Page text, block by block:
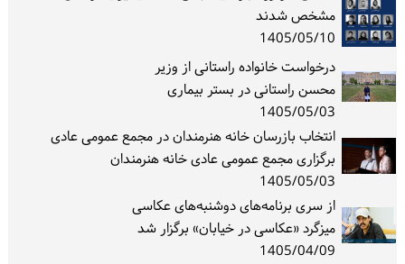
خرید کتاب
مشخص شدند
1405/05/10
درخواست خانواده راستانی از وزیر
محسن راستانی در بستر بیماری
1405/05/03
انتخاب بازرسان خانه هنرمندان در مجمع عمومی عادی
برگزاری مجمع عمومی عادی خانه هنرمندان
1405/05/03
از سری برنامه‌های دوشنبه‌های عکاسی
میزگرد «عکاسی در خیابان» برگزار شد
1405/04/09